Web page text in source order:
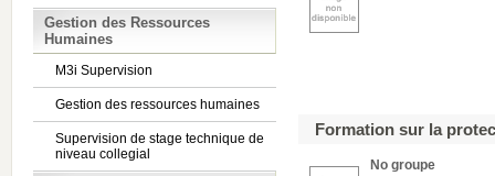
Gestion des Ressources
Humaines
M3i Supervision
Gestion des ressources humaines
Supervision de stage technique de
niveau collegial
Formation sur la
No groupe